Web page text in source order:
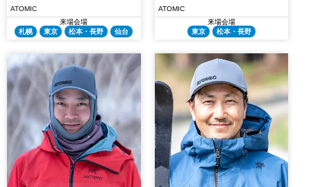
ATOMIC
来場会場
札幌
東京 松本・長野 仙台
ATOMIC
来場会場
東京
松本・長野